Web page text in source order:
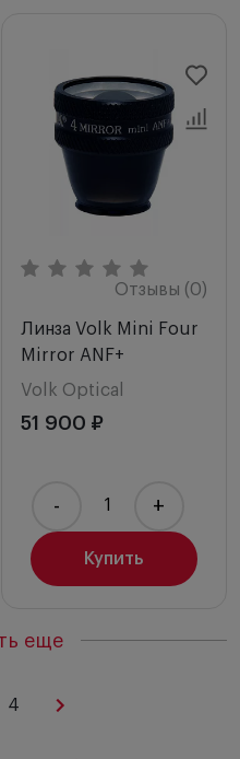
Отзывы (0)
Линза Volk Mini Four
Mirror ANF+
Volk Optical
51 900 ₽
Купить
- +
еще
4